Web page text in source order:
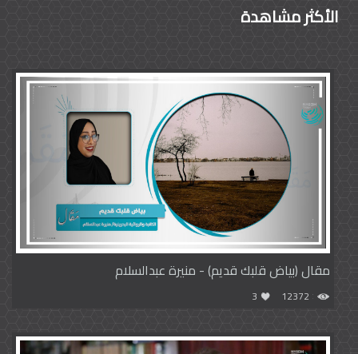
الأكثر مشاهدة
مقال (بياض قلبك قديم) - منيرة عبدالسلام
12372
3